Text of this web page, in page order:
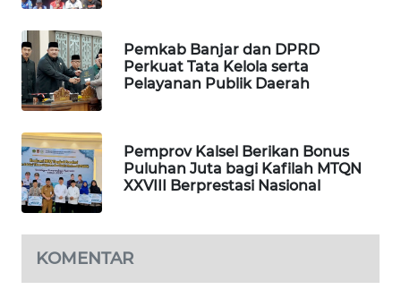
Pemkab Banjar dan DPRD
Perkuat Tata Kelola serta
Pelayanan Publik Daerah
Pemprov Kalsel Berikan Bonus
Puluhan Juta bagi Kafilah MTQN
XXVIII Berprestasi Nasional
KOMENTAR
DESA
WISATA
LAPAK
Wahana
Network
KONSUMEN
LISTRIK